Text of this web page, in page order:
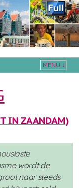
MENU ↓
IN ZAANDAM)
wordt de
naar steeds